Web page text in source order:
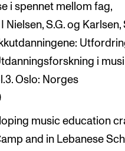
i spennet mellom fag,
S.G. og Karlsen,
i
Oslo: Norges
music education
and in Lebanese